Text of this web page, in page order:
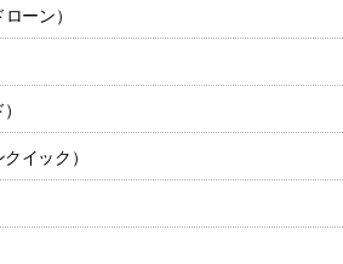
ーン）
イック）